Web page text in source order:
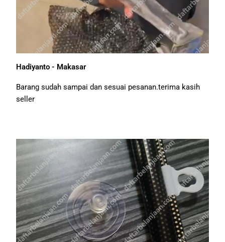
Hadiyanto - Makasar
Barang sudah sampai dan sesuai pesanan.terima kasih
seller